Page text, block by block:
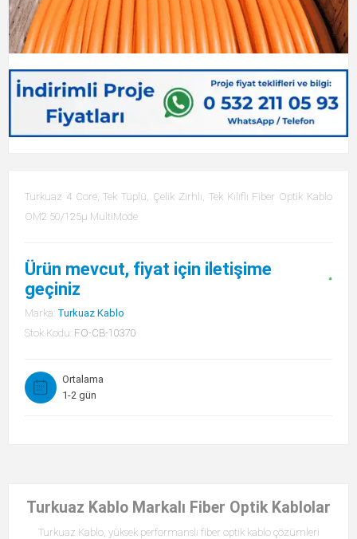
Turkuaz 4 Core, Tek Tüplü, Çelik Zırhlı, Tek Kılıflı Fiber Optik Kablo
OM2 50/125µ MultiMode
Ürün mevcut, fiyat için iletişime
geçiniz
Marka: Turkuaz Kablo
Stok Kodu: FO-CB-10370
Ortalama
1-2 gün
Turkuaz Kablo Markalı Fiber Optik Kablolar
Turkuaz Kablo, yüksek performanslı fiber optik kablo çözümleri